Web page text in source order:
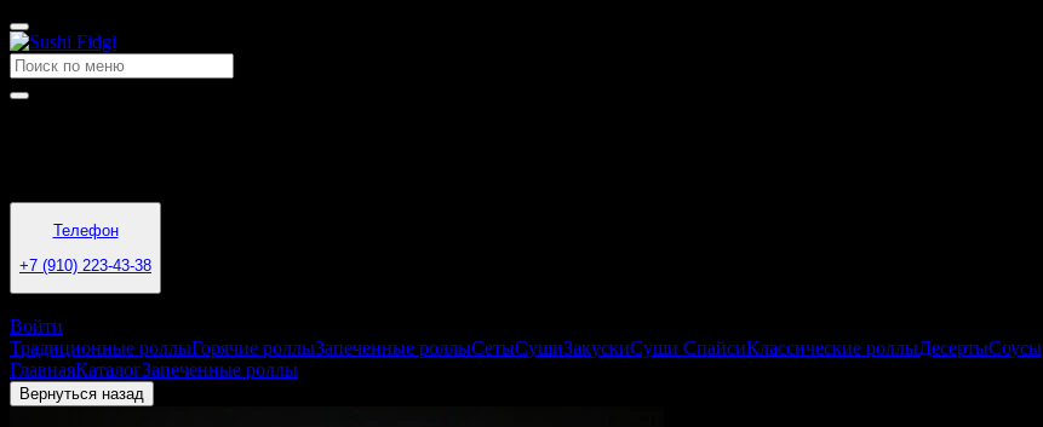
Телефон
+7 (910) 223-43-38
Войти
Традиционные роллыГорячие роллыЗапеченные роллыСетыСушиЗакускиСуши СпайсиКлассические роллыДесертыСоусы
ГлавнаяКаталогЗапеченные роллы
Вернуться назад